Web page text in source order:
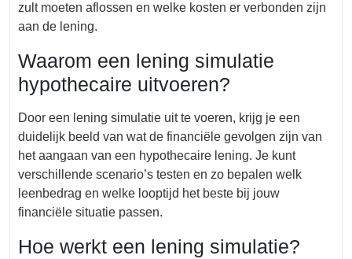
zult moeten aflossen en welke kosten er verbonden zijn
aan de lening.
Waarom een lening simulatie
hypothecaire uitvoeren?
Door een lening simulatie uit te voeren, krijg je een
duidelijk beeld van wat de financiële gevolgen zijn van
het aangaan van een hypothecaire lening. Je kunt
verschillende scenario’s testen en zo bepalen welk
leenbedrag en welke looptijd het beste bij jouw
financiële situatie passen.
Hoe werkt een lening simulatie?